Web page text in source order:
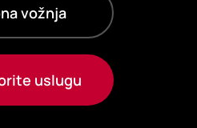
vožnja
uslugu